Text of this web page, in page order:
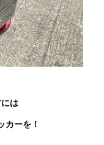
は
カーを！